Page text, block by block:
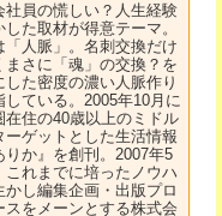
社員の慌しい？人生経験
した取材が得意テーマ。
「人脈」。名刺交換だけ
まさに「魂」の交換？を
した密度の濃い人脈作り
している。2005年10月に
在住の40歳以上のミドル
ーゲットとした生活情報
りか』を創刊。2007年5
これまでに培ったノウハ
かし編集企画・出版プロ
スをメーンとする株式会